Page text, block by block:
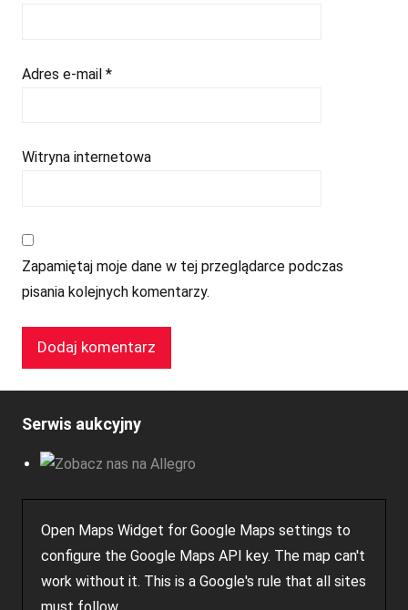
Adres e-mail *
Witryna internetowa
Zapamiętaj moje dane w tej przeglądarce podczas
pisania kolejnych komentarzy.
Serwis aukcyjny
Open Maps Widget for Google Maps settings to
configure the Google Maps API key. The map can't
work without it. This is a Google's rule that all sites